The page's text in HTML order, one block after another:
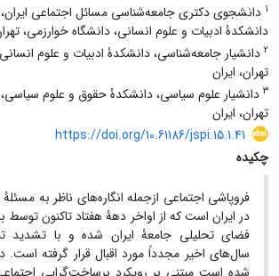
1 دانشجوی دکتری جامعه‌شناسی مسائل اجتماعی
دانشکدۀ ادبیات و علوم انسانی، دانشگاه خوارزمی،
2 دانشیار جامعه‌شناسی، دانشکدۀ ادبیات و علوم
تهران، ایران
3 دانشیار علوم سیاسی، دانشکدۀ حقوق و علوم سیاسی،
تهران، ایران
https://doi.org/10.61186/jspi.15.1.41
چکیده
فروپاشی اجتماعی ازجمله انگاره‌های ناظر به
در ایران است که از اواخر دهۀ هفتاد تاکنون توسط
فضای تحلیلی جامعۀ ایران شده و با تشدید
سال‌های اخیر مجدداً مورد اقبال قرار گرفته است.